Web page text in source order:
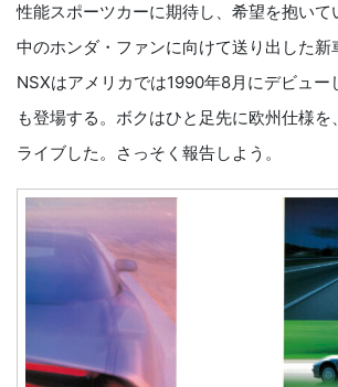
性能スポーツカーに期待し、希望を抱いて
中のホンダ・ファンに向けて送り出した新
NSXはアメリカでは1990年8月にデビュー
も登場する。ボクはひと足先に欧州仕様を
ライブした。さっそく報告しよう。